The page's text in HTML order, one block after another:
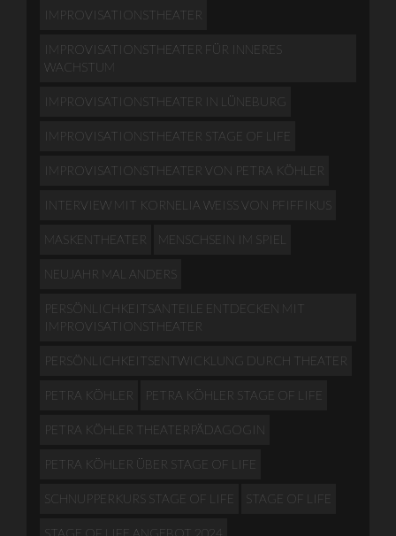
IMPROVISATIONSTHEATER
IMPROVISATIONSTHEATER FÜR INNERES
WACHSTUM
IMPROVISATIONSTHEATER IN LÜNEBURG
IMPROVISATIONSTHEATER STAGE OF LIFE
IMPROVISATIONSTHEATER VON PETRA KÖHLER
INTERVIEW MIT KORNELIA WEISS VON PFIFFIKUS
MASKENTHEATER MENSCHSEIN IM SPIEL
NEUJAHR MAL ANDERS
PERSÖNLICHKEITSANTEILE ENTDECKEN MIT
IMPROVISATIONSTHEATER
PERSÖNLICHKEITSENTWICKLUNG DURCH THEATER
PETRA KÖHLER PETRA KÖHLER STAGE OF LIFE
PETRA KÖHLER THEATERPÄDAGOGIN
PETRA KÖHLER ÜBER STAGE OF LIFE
SCHNUPPERKURS STAGE OF LIFE STAGE OF LIFE
STAGE OF LIFE ANGEBOT 2024